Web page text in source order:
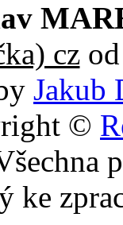
czod
Jakub
©
ke